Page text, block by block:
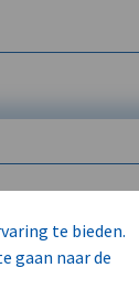
te bieden.
gaan naar de